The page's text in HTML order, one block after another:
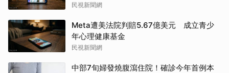
民視新聞網
Meta遭美法院判賠5.67億美元 成立青少
年心理健康基金
民視新聞網
中部7旬婦發燒腹瀉住院！確診今年首例本